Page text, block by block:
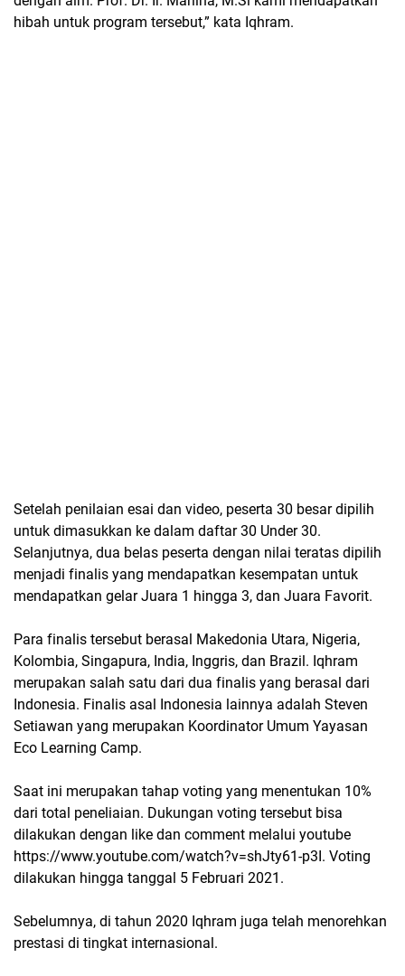
hibah untuk program tersebut,” kata Iqhram.
Setelah penilaian esai dan video, peserta 30 besar dipilih
untuk dimasukkan ke dalam daftar 30 Under 30.
Selanjutnya, dua belas peserta dengan nilai teratas dipilih
menjadi finalis yang mendapatkan kesempatan untuk
mendapatkan gelar Juara 1 hingga 3, dan Juara Favorit.
Para finalis tersebut berasal Makedonia Utara, Nigeria,
Kolombia, Singapura, India, Inggris, dan Brazil. Iqhram
merupakan salah satu dari dua finalis yang berasal dari
Indonesia. Finalis asal Indonesia lainnya adalah Steven
Setiawan yang merupakan Koordinator Umum Yayasan
Eco Learning Camp.
Saat ini merupakan tahap voting yang menentukan 10%
dari total peneliaian. Dukungan voting tersebut bisa
dilakukan dengan like dan comment melalui youtube
https://www.youtube.com/watch?v=shJty61-p3I. Voting
dilakukan hingga tanggal 5 Februari 2021.
Sebelumnya, di tahun 2020 Iqhram juga telah menorehkan
prestasi di tingkat internasional.